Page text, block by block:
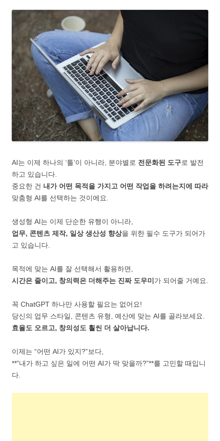
AI는 이제 하나의 ‘툴’이 아니라, 분야별로 전문화된 도구로 발전
하고 있습니다.
중요한 건 내가 어떤 목적을 가지고 어떤 작업을 하려는지에 따라
맞춤형 AI를 선택하는 것이에요.
생성형 AI는 이제 단순한 유행이 아니라,
업무, 콘텐츠 제작, 일상 생산성 향상을 위한 필수 도구가 되어가
고 있습니다.
목적에 맞는 AI를 잘 선택해서 활용하면,
시간은 줄이고, 창의력은 더해주는 진짜 도우미가 되어줄 거예요.
꼭 ChatGPT 하나만 사용할 필요는 없어요!
당신의 업무 스타일, 콘텐츠 유형, 예산에 맞는 AI를 골라보세요.
효율도 오르고, 창의성도 훨씬 더 살아납니다.
이제는 “어떤 AI가 있지?”보다,
**”내가 하고 싶은 일에 어떤 AI가 딱 맞을까?”**를 고민할 때입니
다.